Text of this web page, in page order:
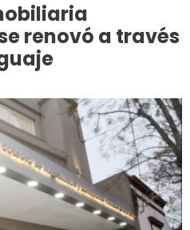
renovó a través